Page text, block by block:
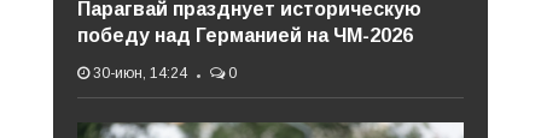
Парагвай празднует историческую
победу над Германией на ЧМ-2026
30-июн, 14:24 0